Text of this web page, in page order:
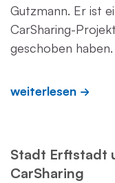
Gutzmann. Er ist
CarSharing-
geschoben haben.
weiterlesen
Stadt Erftstadt
CarSharing